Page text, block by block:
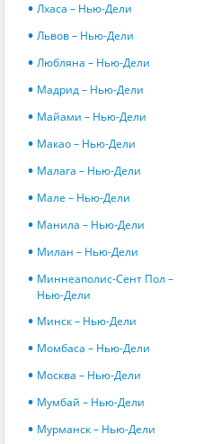
Лхаса – Нью-Дели
Львов – Нью-Дели
Любляна – Нью-Дели
Мадрид – Нью-Дели
Майами – Нью-Дели
Макао – Нью-Дели
Малага – Нью-Дели
Мале – Нью-Дели
Манила – Нью-Дели
Милан – Нью-Дели
Миннеаполис-Сент Пол –
Нью-Дели
Минск – Нью-Дели
Момбаса – Нью-Дели
Москва – Нью-Дели
Мумбай – Нью-Дели
Мурманск – Нью-Дели